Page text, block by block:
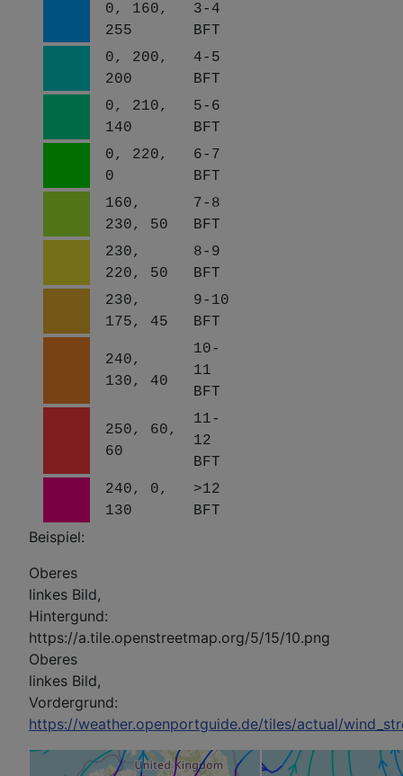
0, 160,
255
3-4
BFT
0, 200,
200
4-5
BFT
0, 210,
140
5-6
BFT
0, 220,
0
6-7
BFT
160,
230, 50
7-8
BFT
230,
220, 50
8-9
BFT
230,
175, 45
9-10
BFT
240,
130, 40
10-
11
BFT
250, 60,
60
11-
12
BFT
240, 0,
130
>12
BFT
Beispiel:
Oberes
linkes Bild,
Hintergund:
https://a.tile.openstreetmap.org/5/15/10.png
Oberes
linkes Bild,
Vordergrund:
https://weather.openportguide.de/tiles/actual/